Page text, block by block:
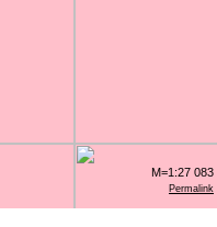
Permalink
M=1:27 083